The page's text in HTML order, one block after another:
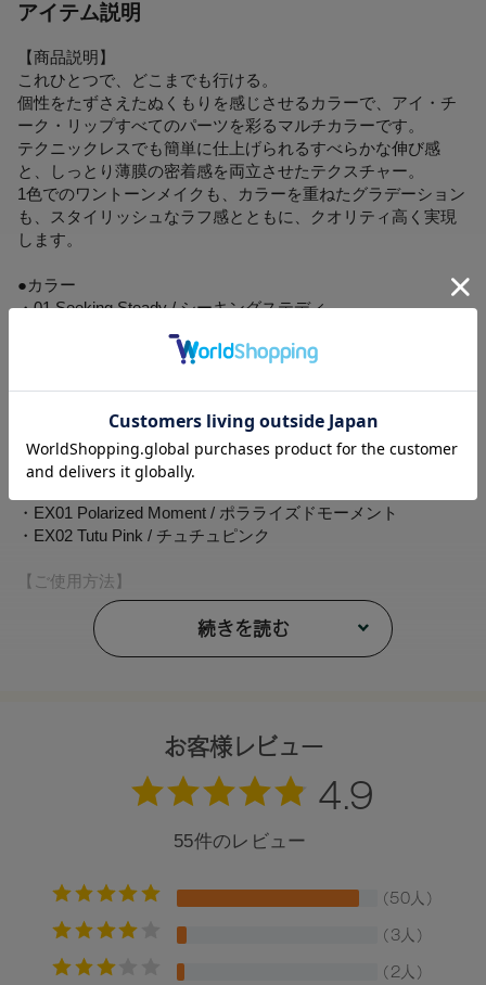
アイテム説明
【商品説明】
これひとつで、どこまでも行ける。
個性をたずさえたぬくもりを感じさせるカラーで、アイ・チ
ーク・リップすべてのパーツを彩るマルチカラーです。
テクニックレスでも簡単に仕上げられるすべらかな伸び感
と、しっとり薄膜の密着感を両立させたテクスチャー。
1色でのワントーンメイクも、カラーを重ねたグラデーション
も、スタイリッシュなラフ感とともに、クオリティ高く実現
します。
●カラー
・01 Seeking Steady / シーキングステディ
・02 Selfish Look / セルフィッシュルック
・03 Peach on Beige / ピーチオンベージュ
・06 Raw Sienna / ローシェンナ
・07 Ceylon Cinnamon / セイロンシナモン
・08 Rose Fade / ローズフェード
・EX01 Polarized Moment / ポラライズドモーメント
・EX02 Tutu Pink / チュチュピンク
【ご使用方法】
指やチップなどで適量をとり、まぶたや頬、フェイスライン
などにぼかします。
トリエチルヘキサノイン、フェニルトリメチコン、水添ポリ
イソブテン、パルミチン酸デキストリン、セルロース、ミツ
ロウ、アルガニアスピノサ核油、ラベンダー花エキス、ツバ
キ花エキス、グリチルリチン酸2K、カニナバラ果実油、イソ
ステアリン酸ソルビタン、フェノキシエタノール、トコフェ
BG、ジパルミチン酸アスコルビル、（+/-）マイカ、酸化チタ
ン、合成フルオロフロゴパイト、酸化鉄、黄4、赤202、水酸
化Al、グンジョウ、赤201、青1、酸化スズ、赤104（1）、シ
リカ、カオリン、カルミン、コンジョウ、メチコン
続きを読む
お客様レビュー